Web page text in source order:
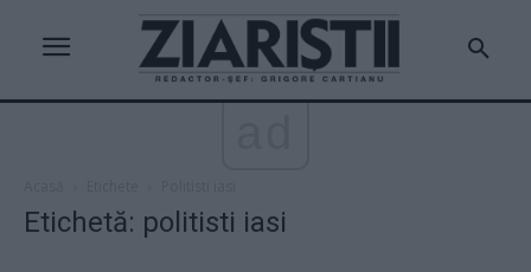
Etichetă: politisti iasi